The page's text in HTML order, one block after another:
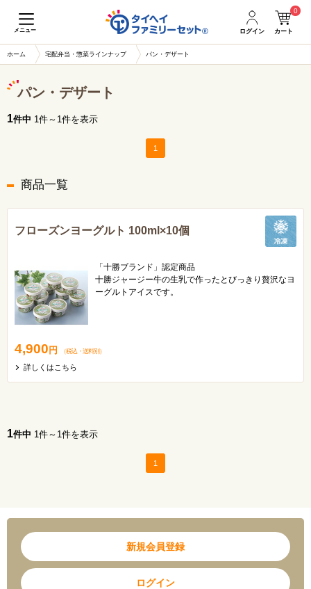
メニュー ログイン カート
0
ホーム 宅配弁当・惣菜ラインナップ パン・デザート
パン・デザート
1件中 1件～1件を表示
1
商品一覧
フローズンヨーグルト 100ml×10個
「十勝ブランド」認定商品
十勝ジャージー牛の生乳で作ったとびっきり贅沢なヨ
ーグルトアイスです。
4,900 円 （税込・ 送料別 ）
詳しくはこちら
1件中 1件～1件を表示
1
新規会員登録
ログイン